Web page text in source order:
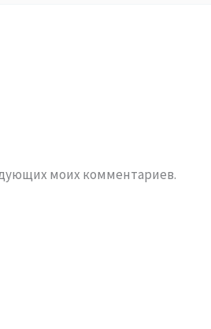
моих комментариев.